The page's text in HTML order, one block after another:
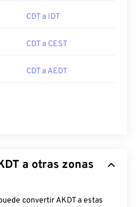
CDT a IDT
CDT a CEST
CDT a AEDT
a otras zonas
convertir AKDT a estas